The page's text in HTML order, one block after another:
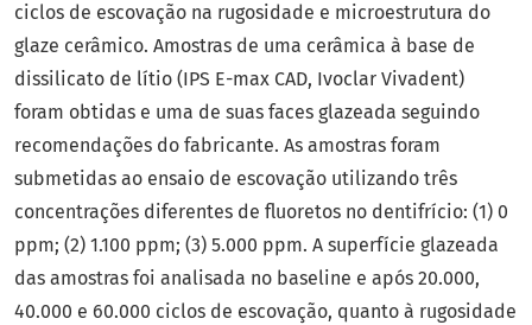
ciclos de escovação na rugosidade e microestrutura do
glaze cerâmico. Amostras de uma cerâmica à base de
dissilicato de lítio (IPS E-max CAD, Ivoclar Vivadent)
foram obtidas e uma de suas faces glazeada seguindo
recomendações do fabricante. As amostras foram
submetidas ao ensaio de escovação utilizando três
concentrações diferentes de fluoretos no dentifrício: (1) 0
ppm; (2) 1.100 ppm; (3) 5.000 ppm. A superfície glazeada
das amostras foi analisada no baseline e após 20.000,
40.000 e 60.000 ciclos de escovação, quanto à rugosidade